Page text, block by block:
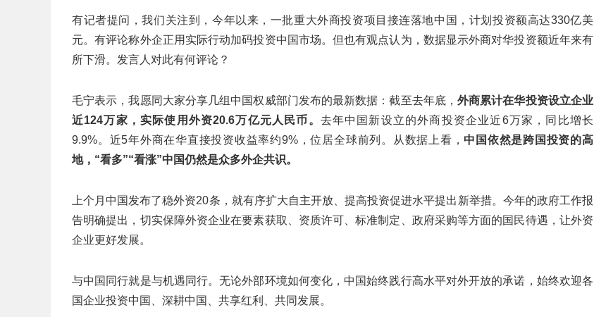
有记者提问，我们关注到，今年以来，一批重大外商投资项目接连落地中国，计划投资额高达330亿美
元。有评论称外企正用实际行动加码投资中国市场。但也有观点认为，数据显示外商对华投资额近年来有
所下滑。发言人对此有何评论？
毛宁表示，我愿同大家分享几组中国权威部门发布的最新数据：截至去年底，外商累计在华投资设立企业
近124万家，实际使用外资20.6万亿元人民币。 去年中国新设立的外商投资企业近6万家，同比增长
9.9%。近5年外商在华直接投资收益率约9%，位居全球前列。从数据上看， 中国依然是跨国投资的高
地，“看多”“看涨”中国仍然是众多外企共识。
上个月中国发布了稳外资20条，就有序扩大自主开放、提高投资促进水平提出新举措。今年的政府工作报
告明确提出，切实保障外资企业在要素获取、资质许可、标准制定、政府采购等方面的国民待遇，让外资
企业更好发展。
与中国同行就是与机遇同行。无论外部环境如何变化，中国始终践行高水平对外开放的承诺，始终欢迎各
国企业投资中国、深耕中国、共享红利、共同发展。